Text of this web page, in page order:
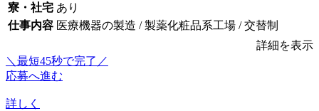
寮・社宅 あり
仕事内容 医療機器の製造 / 製薬化粧品系工場 / 交替制
詳細を表示
＼最短45秒で完了／
応募へ進む
詳しく